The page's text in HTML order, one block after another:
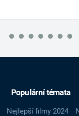
Populární témata
Nejlepší filmy 2024